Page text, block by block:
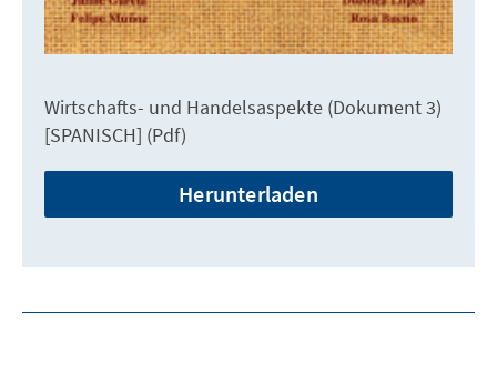
Wirtschafts- und Handelsaspekte (Dokument 3)
[SPANISCH] (Pdf)
Herunterladen